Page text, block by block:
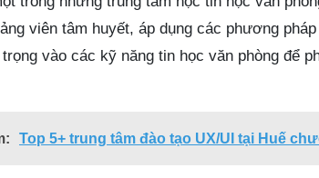
viên tâm huyết, áp dụng các phương
vào các kỹ năng tin học văn phòng để
Top 5+ trung tâm đào tạo UX/UI tại Huế